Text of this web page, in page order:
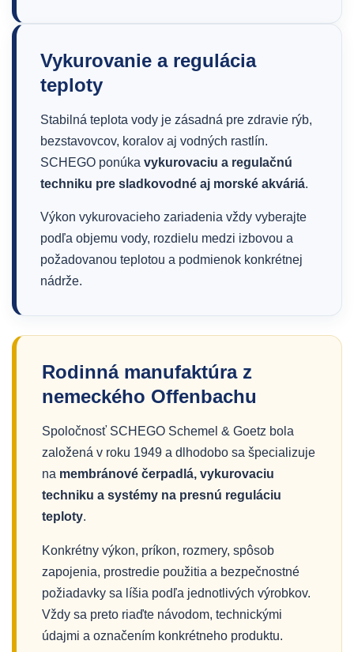
Vykurovanie a regulácia
teploty
Stabilná teplota vody je zásadná pre zdravie rýb,
bezstavovcov, koralov aj vodných rastlín.
SCHEGO ponúka vykurovaciu a regulačnú
techniku pre sladkovodné aj morské akváriá.
Výkon vykurovacieho zariadenia vždy vyberajte
podľa objemu vody, rozdielu medzi izbovou a
požadovanou teplotou a podmienok konkrétnej
nádrže.
Rodinná manufaktúra z
nemeckého Offenbachu
Spoločnosť SCHEGO Schemel & Goetz bola
založená v roku 1949 a dlhodobo sa špecializuje
na membránové čerpadlá, vykurovaciu
techniku a systémy na presnú reguláciu
teploty.
Konkrétny výkon, príkon, rozmery, spôsob
zapojenia, prostredie použitia a bezpečnostné
požiadavky sa líšia podľa jednotlivých výrobkov.
Vždy sa preto riaďte návodom, technickými
údajmi a označením konkrétneho produktu.